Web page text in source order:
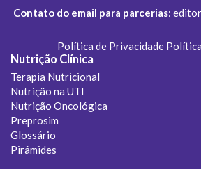
Contato do email para parcerias:
Política de Privacidade
Nutrição Clínica
Terapia Nutricional
Nutrição na UTI
Nutrição Oncológica
Preprosim
Glossário
Pirâmides